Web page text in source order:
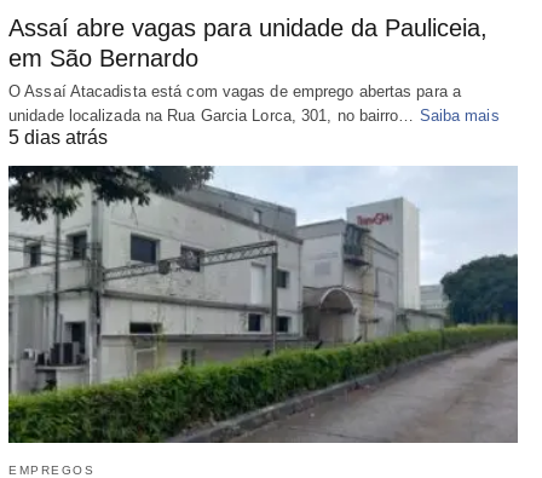
Assaí abre vagas para unidade da Pauliceia,
em São Bernardo
O Assaí Atacadista está com vagas de emprego abertas para a
unidade localizada na Rua Garcia Lorca, 301, no bairro… Saiba mais
5 dias atrás
EMPREGOS